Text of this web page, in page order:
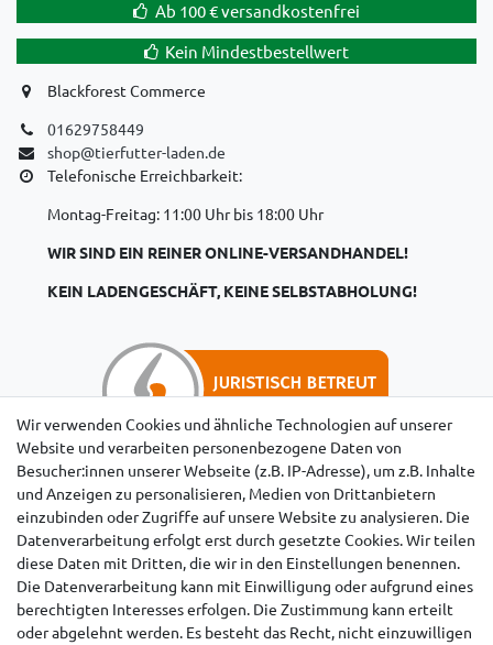
Ab 100 € versandkostenfrei
Kein Mindestbestellwert
Blackforest Commerce
01629758449
shop@tierfutter-laden.de
Telefonische Erreichbarkeit:
Montag-Freitag: 11:00 Uhr bis 18:00 Uhr
WIR SIND EIN REINER ONLINE-VERSANDHANDEL!
KEIN LADENGESCHÄFT, KEINE SELBSTABHOLUNG!
Hinweise für Käufer aus der Schweiz
Wir verwenden Cookies und ähnliche Technologien auf unserer
Website und verarbeiten personenbezogene Daten von
Besucher:innen unserer Webseite (z.B. IP-Adresse), um z.B. Inhalte
und Anzeigen zu personalisieren, Medien von Drittanbietern
einzubinden oder Zugriffe auf unsere Website zu analysieren. Die
Datenverarbeitung erfolgt erst durch gesetzte Cookies. Wir teilen
diese Daten mit Dritten, die wir in den Einstellungen benennen.
Die Datenverarbeitung kann mit Einwilligung oder aufgrund eines
berechtigten Interesses erfolgen. Die Zustimmung kann erteilt
oder abgelehnt werden. Es besteht das Recht, nicht einzuwilligen